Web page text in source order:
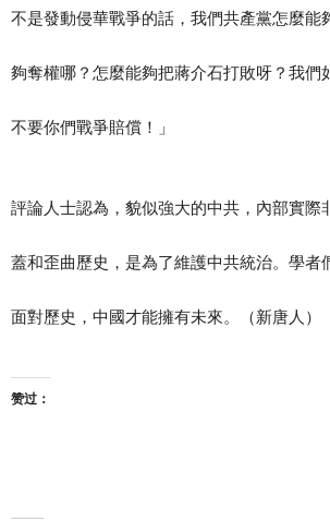
不是發動侵華戰爭的話，我們共產黨怎麼能
夠奪權哪？怎麼能夠把蔣介石打敗呀？我們
不要你們戰爭賠償！」
評論人士認為，貌似強大的中共，內部實際
蓋和歪曲歷史，是為了維護中共統治。學者
面對歷史，中國才能擁有未來。（新唐人）
赞过：